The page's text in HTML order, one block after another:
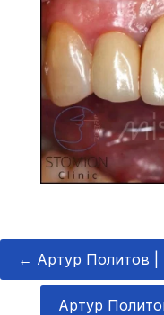
← Артур Политов |
Артур